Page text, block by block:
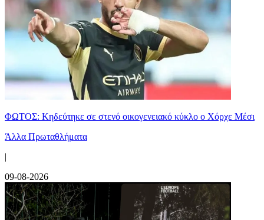
ΦΩΤΟΣ: Κηδεύτηκε σε στενό οικογενειακό κύκλο ο Χόρχε Μέσι
Άλλα Πρωταθλήματα
|
09-08-2026